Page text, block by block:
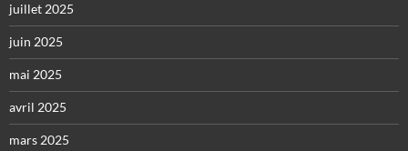
juillet 2025
juin 2025
mai 2025
avril 2025
mars 2025